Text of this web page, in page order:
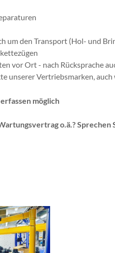
um den Transport (Hol- und
vor Ort - nach Rücksprache
unserer Vertriebsmarken,
möglich
o.ä.? Sprechen